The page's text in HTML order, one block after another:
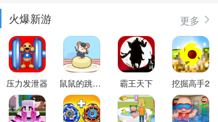
火爆新游 更多
压力发泄器 鼠鼠的跳跃冒险 霸王天下 挖掘高手2